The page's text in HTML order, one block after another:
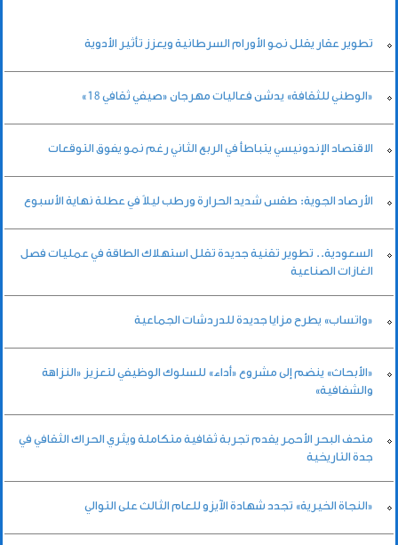
تطوير عقار يقلل نمو الأورام السرطانية ويعزز تأثير الأدوية
«الوطني للثقافة» يدشن فعاليات مهرجان «صيفي ثقافي 18»
الاقتصاد الإندونيسي يتباطأ في الربع الثاني رغم نمو يفوق التوقعات
الأرصاد الجوية: طقس شديد الحرارة ورطب ليلاً في عطلة نهاية الأسبوع
السعودية.. تطوير تقنية جديدة تقلل استهلاك الطاقة في عمليات فصل
الغازات الصناعية
«واتساب» يطرح مزايا جديدة للدردشات الجماعية
«الأبحاث» ينضم إلى مشروع «أداء» للسلوك الوظيفي لتعزيز «النزاهة
والشفافية»
متحف البحر الأحمر يقدم تجربة ثقافية متكاملة ويثري الحراك الثقافي في
جدة التاريخية
«النجاة الخيرية» تجدد شهادة الآيزو للعام الثالث على التوالي